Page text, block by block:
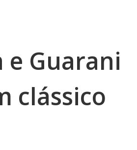
e Guarani
clássico